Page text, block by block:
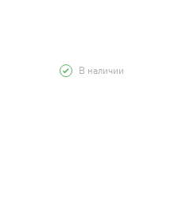
В наличии